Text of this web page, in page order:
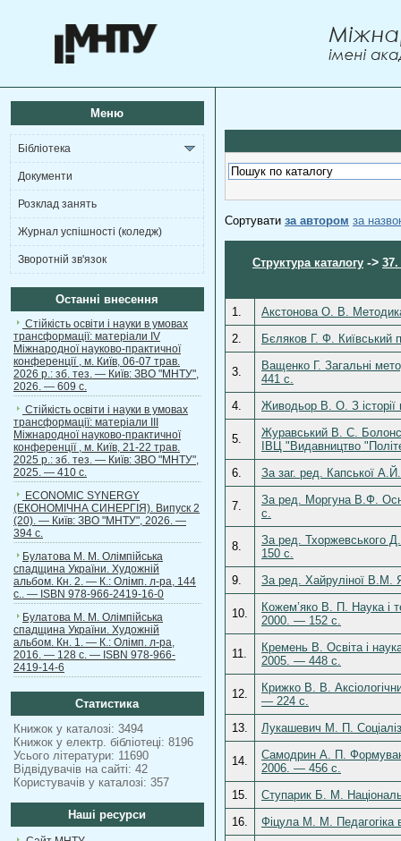
Меню
Бібліотека
Документи
Розклад занять
Журнал успішності (коледж)
Зворотній зв'язок
Останні внесення
Стійкість освіти і науки в умовах
трансформації: матеріали ІV
Міжнародної науково-практичної
конференції , м. Київ, 06-07 трав.
2026 р.: зб. тез. — Київ: ЗВО "МНТУ",
2026. — 609 с.
Стійкість освіти і науки в умовах
трансформації: матеріали ІІІ
Міжнародної науково-практичної
конференції , м. Київ, 21-22 трав.
2025 р.: зб. тез. — Київ: ЗВО "МНТУ",
2025. — 410 с.
ECONOMIC SYNERGY
(ЕКОНОМІЧНА СИНЕРГІЯ). Випуск 2
(20). — Київ: ЗВО "МНТУ", 2026. —
394 с.
Булатова М. М. Олімпійська
спадщина України. Художній
альбом. Кн. 2. — К.: Олімп. л-ра, 144
с.. — ISBN 978-966-2419-16-0
Булатова М. М. Олімпійська
спадщина України. Художній
альбом. Кн. 1. — К.: Олімп. л-ра,
2016. — 128 с. — ISBN 978-966-
2419-14-6
Статистика
Книжок у каталозі: 3494
Книжок у електр. бібліотеці: 8196
Усього літератури: 11690
Відвідувачів на сайті: 42
Користувачів у каталозі: 357
Наші ресурси
Сортувати за автором за
Структура каталогу ->
1.
Акстонова О. В.
2.
Бєляков Г. Ф. Київський
3.
Ващенко Г. Загальні
441 с.
4.
Живодьор В. О. З
5.
Журавський В. С.
ІВЦ "Видавництво
6.
За заг. ред. Капської
7.
За ред. Моргуна В.Ф.
с.
8.
За ред. Тхоржевського
150 с.
9.
За ред. Хайруліної В.М.
10.
Кожем’яко В. П. Наука і
2000. — 152 с.
11.
Кремень В. Освіта і
2005. — 448 с.
12.
Крижко В. В.
— 224 с.
13.
Лукашевич М. П.
14.
Самодрин А. П.
2006. — 456 с.
15.
Ступарик Б. М.
16.
Фіцула М. М.